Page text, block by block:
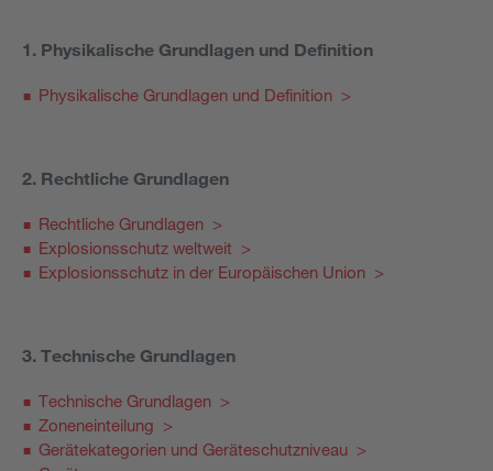
1. Physikalische Grundlagen und Definition
Physikalische Grundlagen und Definition >
2. Rechtliche Grundlagen
Rechtliche Grundlagen >
Explosionsschutz weltweit >
Explosionsschutz in der Europäischen Union >
3. Technische Grundlagen
Technische Grundlagen >
Zoneneinteilung >
Gerätekategorien und Geräteschutzniveau >